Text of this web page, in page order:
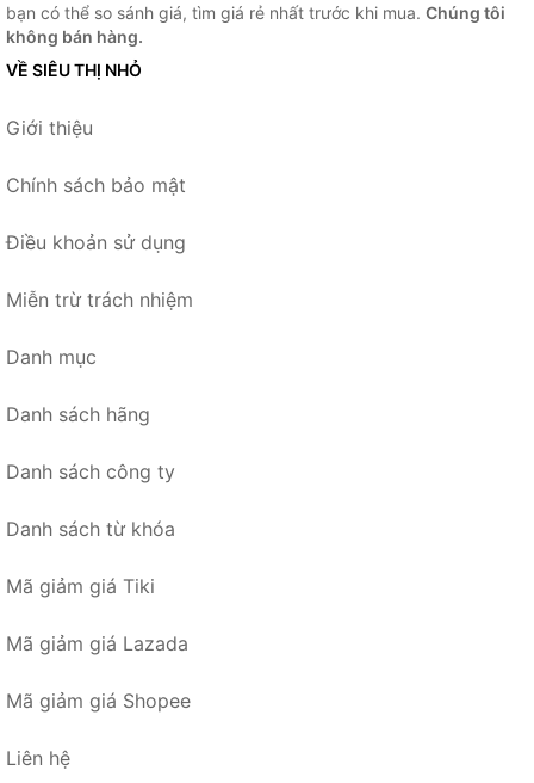
bạn có thể so sánh giá, tìm giá rẻ nhất trước khi mua. Chúng tôi
không bán hàng.
VỀ SIÊU THỊ NHỎ
Giới thiệu
Chính sách bảo mật
Điều khoản sử dụng
Miễn trừ trách nhiệm
Danh mục
Danh sách hãng
Danh sách công ty
Danh sách từ khóa
Mã giảm giá Tiki
Mã giảm giá Lazada
Mã giảm giá Shopee
Liên hệ